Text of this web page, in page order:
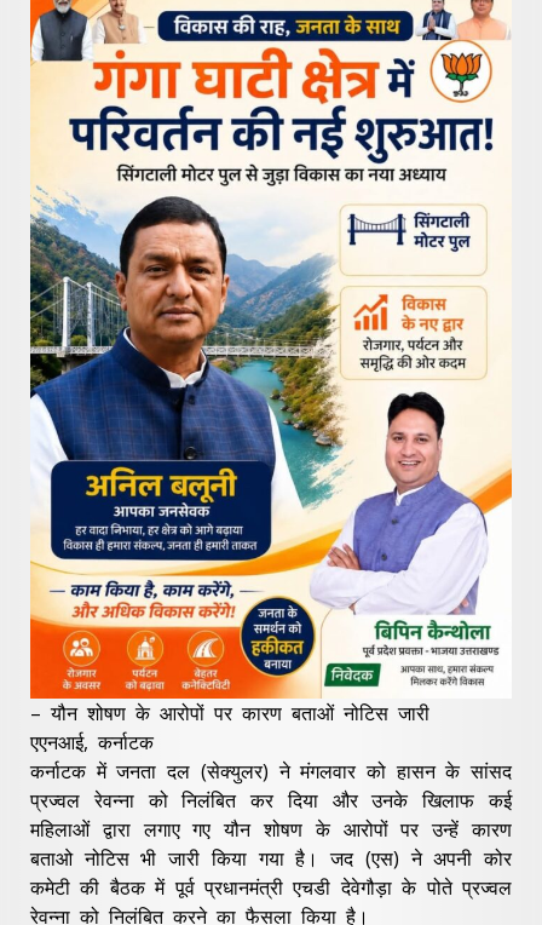
– यौन शोषण के आरोपों पर कारण बताओं नोटिस जारी
एएनआई, कर्नाटक
कर्नाटक में जनता दल (सेक्युलर) ने मंगलवार को हासन के सांसद
प्रज्वल रेवन्ना को निलंबित कर दिया और उनके खिलाफ कई
महिलाओं द्वारा लगाए गए यौन शोषण के आरोपों पर उन्हें कारण
बताओ नोटिस भी जारी किया गया है। जद (एस) ने अपनी कोर
कमेटी की बैठक में पूर्व प्रधानमंत्री एचडी देवेगौड़ा के पोते प्रज्वल
रेवन्ना को निलंबित करने का फैसला किया है।